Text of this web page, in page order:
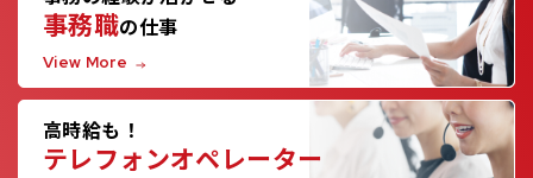
事務職の仕事
View More
高時給も！
テレフォンオペレーター